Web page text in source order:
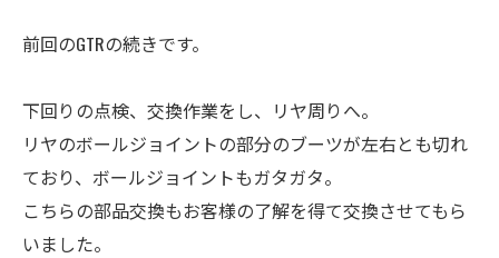
前回のGTRの続きです。
下回りの点検、交換作業をし、リヤ周りへ。
リヤのボールジョイントの部分のブーツが左右とも切れ
ており、ボールジョイントもガタガタ。
こちらの部品交換もお客様の了解を得て交換させてもら
いました。